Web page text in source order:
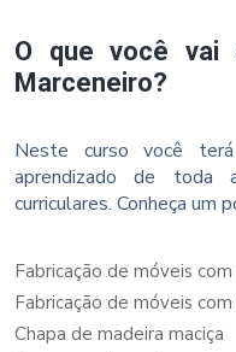
O que você vai
Marceneiro?
Neste curso você
aprendizado de toda
curriculares. Conheça um
Fabricação de móveis
Fabricação de móveis com
Chapa de madeira maciça